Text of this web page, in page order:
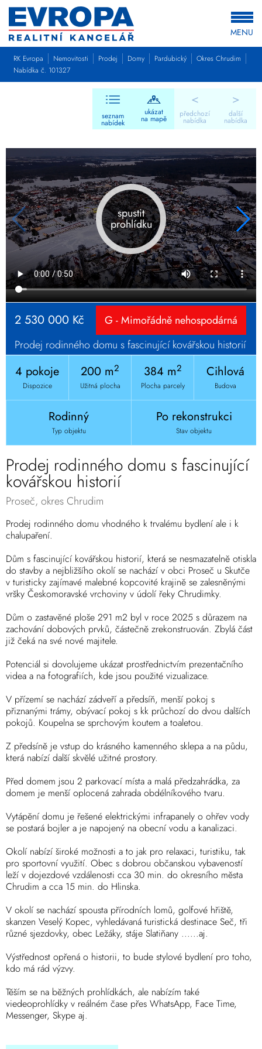
MENU
RK Evropa Nemovitosti Prodej Domy Pardubický
Okres Chrudim
Nabídka č. 101327
<
předchozí
nabídka
seznam
nabídek
ukázat
na mapě
>
další
nabídka
spustit
prohlídku
2 530 000 Kč
G - Mimořádně nehospodárná
Prodej rodinného domu s fascinující kovářskou historií
4 pokoje
Dispozice
200 m2
Užitná plocha
384 m2
Plocha parcely
Cihlová
Budova
Rodinný
Typ objektu
Po rekonstrukci
Stav objektu
Prodej rodinného domu s fascinující
kovářskou historií
Proseč, okres Chrudim
Prodej rodinného domu vhodného k trvalému bydlení ale i k
chalupaření.
Dům s fascinující kovářskou historií, která se nesmazatelně otiskla
do stavby a nejbližšího okolí se nachází v obci Proseč u Skutče
v turisticky zajímavé malebné kopcovité krajině se zalesněnými
vršky Českomoravské vrchoviny v údolí řeky Chrudimky.
Dům o zastavěné ploše 291 m2 byl v roce 2025 s důrazem na
zachování dobových prvků, částečně zrekonstruován. Zbylá část
již čeká na své nové majitele.
Potenciál si dovolujeme ukázat prostřednictvím prezentačního
videa a na fotografiích, kde jsou použité vizualizace.
V přízemí se nachází zádveří a předsíň, menší pokoj s
přiznanými trámy, obývací pokoj s kk průchozí do dvou dalších
pokojů. Koupelna se sprchovým koutem a toaletou.
Z předsíně je vstup do krásného kamenného sklepa a na půdu,
která nabízí další skvělé užitné prostory.
Před domem jsou 2 parkovací místa a malá předzahrádka, za
domem je menší oplocená zahrada obdélníkového tvaru.
Vytápění domu je řešené elektrickými infrapanely o ohřev vody
se postará bojler a je napojený na obecní vodu a kanalizaci.
Okolí nabízí široké možnosti a to jak pro relaxaci, turistiku, tak
pro sportovní využití. Obec s dobrou občanskou vybaveností
leží v dojezdové vzdálenosti cca 30 min. do okresního města
Chrudim a cca 15 min. do Hlinska.
V okolí se nachází spousta přírodních lomů, golfové hřiště,
skanzen Veselý Kopec, vyhledávaná turistická destinace Seč, tři
různé sjezdovky, obec Ležáky, stáje Slatiňany ......aj.
Výstřednost opřená o historii, to bude stylové bydlení pro toho,
kdo má rád výzvy.
Těším se na běžných prohlídkách, ale nabízím také
viedeoprohlídky v reálném čase přes WhatsApp, Face Time,
Messenger, Skype aj.